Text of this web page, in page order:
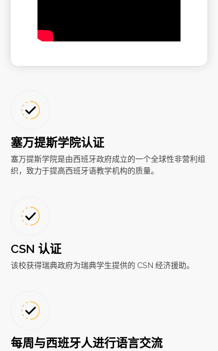
塞万提斯学院认证
塞万提斯学院是由西班牙政府成立的一个全球性非营利组
织，致力于提高西班牙语教学机构的质量。
CSN 认证
该校获得瑞典政府为瑞典学生提供的 CSN 经济援助。
每周与西班牙人进行语言交流